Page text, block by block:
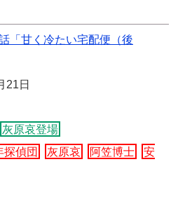
「甘く冷たい宅配便（後
21日
灰原哀登場
探偵団 灰原哀 阿笠博士
安